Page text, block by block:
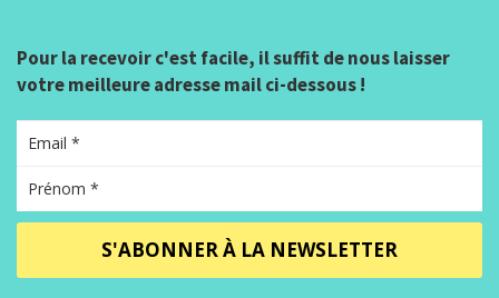
Pour la recevoir c'est facile, il suffit de nous laisser
votre meilleure adresse mail ci-dessous !
S'ABONNER À LA NEWSLETTER